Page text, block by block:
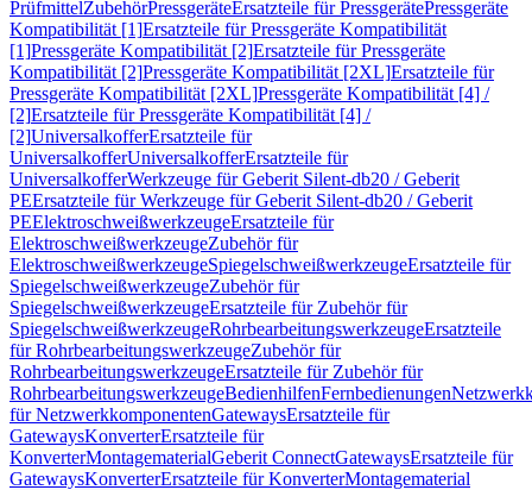
PrüfmittelZubehörPressgeräteErsatzteile für PressgerätePressgeräte
Kompatibilität [1]Ersatzteile für Pressgeräte Kompatibilität
[1]Pressgeräte Kompatibilität [2]Ersatzteile für Pressgeräte
Kompatibilität [2]Pressgeräte Kompatibilität [2XL]Ersatzteile für
Pressgeräte Kompatibilität [2XL]Pressgeräte Kompatibilität [4] /
[2]Ersatzteile für Pressgeräte Kompatibilität [4] /
[2]UniversalkofferErsatzteile für
UniversalkofferUniversalkofferErsatzteile für
UniversalkofferWerkzeuge für Geberit Silent-db20 / Geberit
PEErsatzteile für Werkzeuge für Geberit Silent-db20 / Geberit
PEElektroschweißwerkzeugeErsatzteile für
ElektroschweißwerkzeugeZubehör für
ElektroschweißwerkzeugeSpiegelschweißwerkzeugeErsatzteile für
SpiegelschweißwerkzeugeZubehör für
SpiegelschweißwerkzeugeErsatzteile für Zubehör für
SpiegelschweißwerkzeugeRohrbearbeitungswerkzeugeErsatzteile
für RohrbearbeitungswerkzeugeZubehör für
RohrbearbeitungswerkzeugeErsatzteile für Zubehör für
RohrbearbeitungswerkzeugeBedienhilfenFernbedienungen
für NetzwerkkomponentenGatewaysErsatzteile für
GatewaysKonverterErsatzteile für
KonverterMontagematerialGeberit ConnectGatewaysErsatzteile für
GatewaysKonverterErsatzteile für KonverterMontagematerial